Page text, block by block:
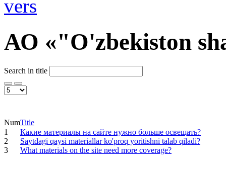
АО «"O'zbekiston
Search in title
NumTitle
1
Какие материалы на сайте нужно больше освещать?
2
Saytdagi qaysi materiallar ko'proq yoritishni talab qiladi?
3
What materials on the site need more coverage?